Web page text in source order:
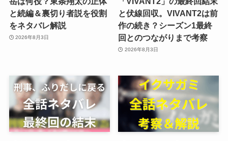
と続編＆裏切り者説を役割
をネタバレ解説
2026年8月3日
と伏線回収。VIVANT2は前
作の続き？シーズン1最終
回とのつながりまで考察
2026年8月3日